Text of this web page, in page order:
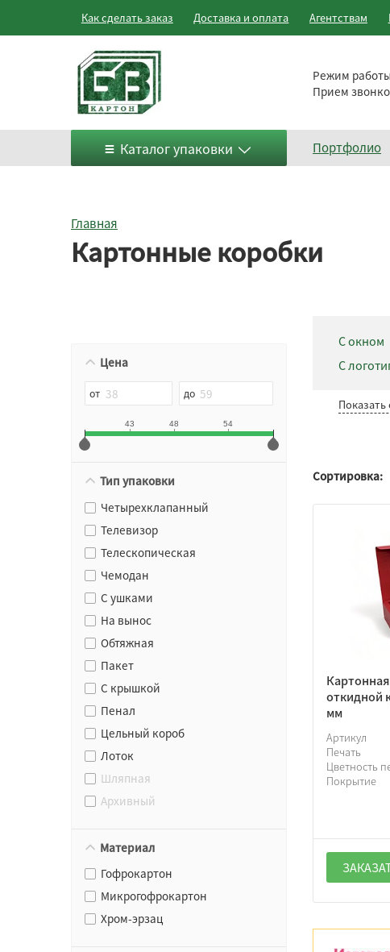
Как сделать заказ Доставка и оплата Агентствам
Режим
Прием
Каталог упаковки Портфолио
Главная
Картонные коробки
Цена
43 48 54
Тип упаковки
Четырехклапанный
Телевизор
Телескопическая
Чемодан
С ушками
На вынос
Обтяжная
Пакет
С крышкой
Пенал
Цельный короб
Лоток
Шляпная
Архивный
Материал
Гофрокартон
Микрогофрокартон
Хром-эрзац
С окном
С
Сортировка:
откидной
мм
Артикул
Печать
Цветность
Покрытие